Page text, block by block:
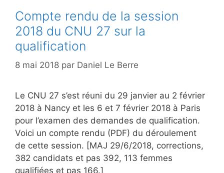
Compte rendu de la session
2018 du CNU 27 sur la
qualification
8 mai 2018 par Daniel Le Berre
Le CNU 27 s’est réuni du 29 janvier au 2 février
2018 à Nancy et les 6 et 7 février 2018 à Paris
pour l’examen des demandes de qualification.
Voici un compte rendu (PDF) du déroulement
de cette session. [MAJ 29/6/2018, corrections,
382 candidats et pas 392, 113 femmes
qualifiées et pas 166.]